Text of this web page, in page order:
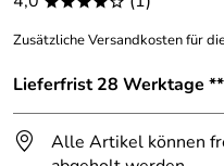
Zusätzliche Versandkosten für
Lieferfrist 28 Werktage **
Alle Artikel können